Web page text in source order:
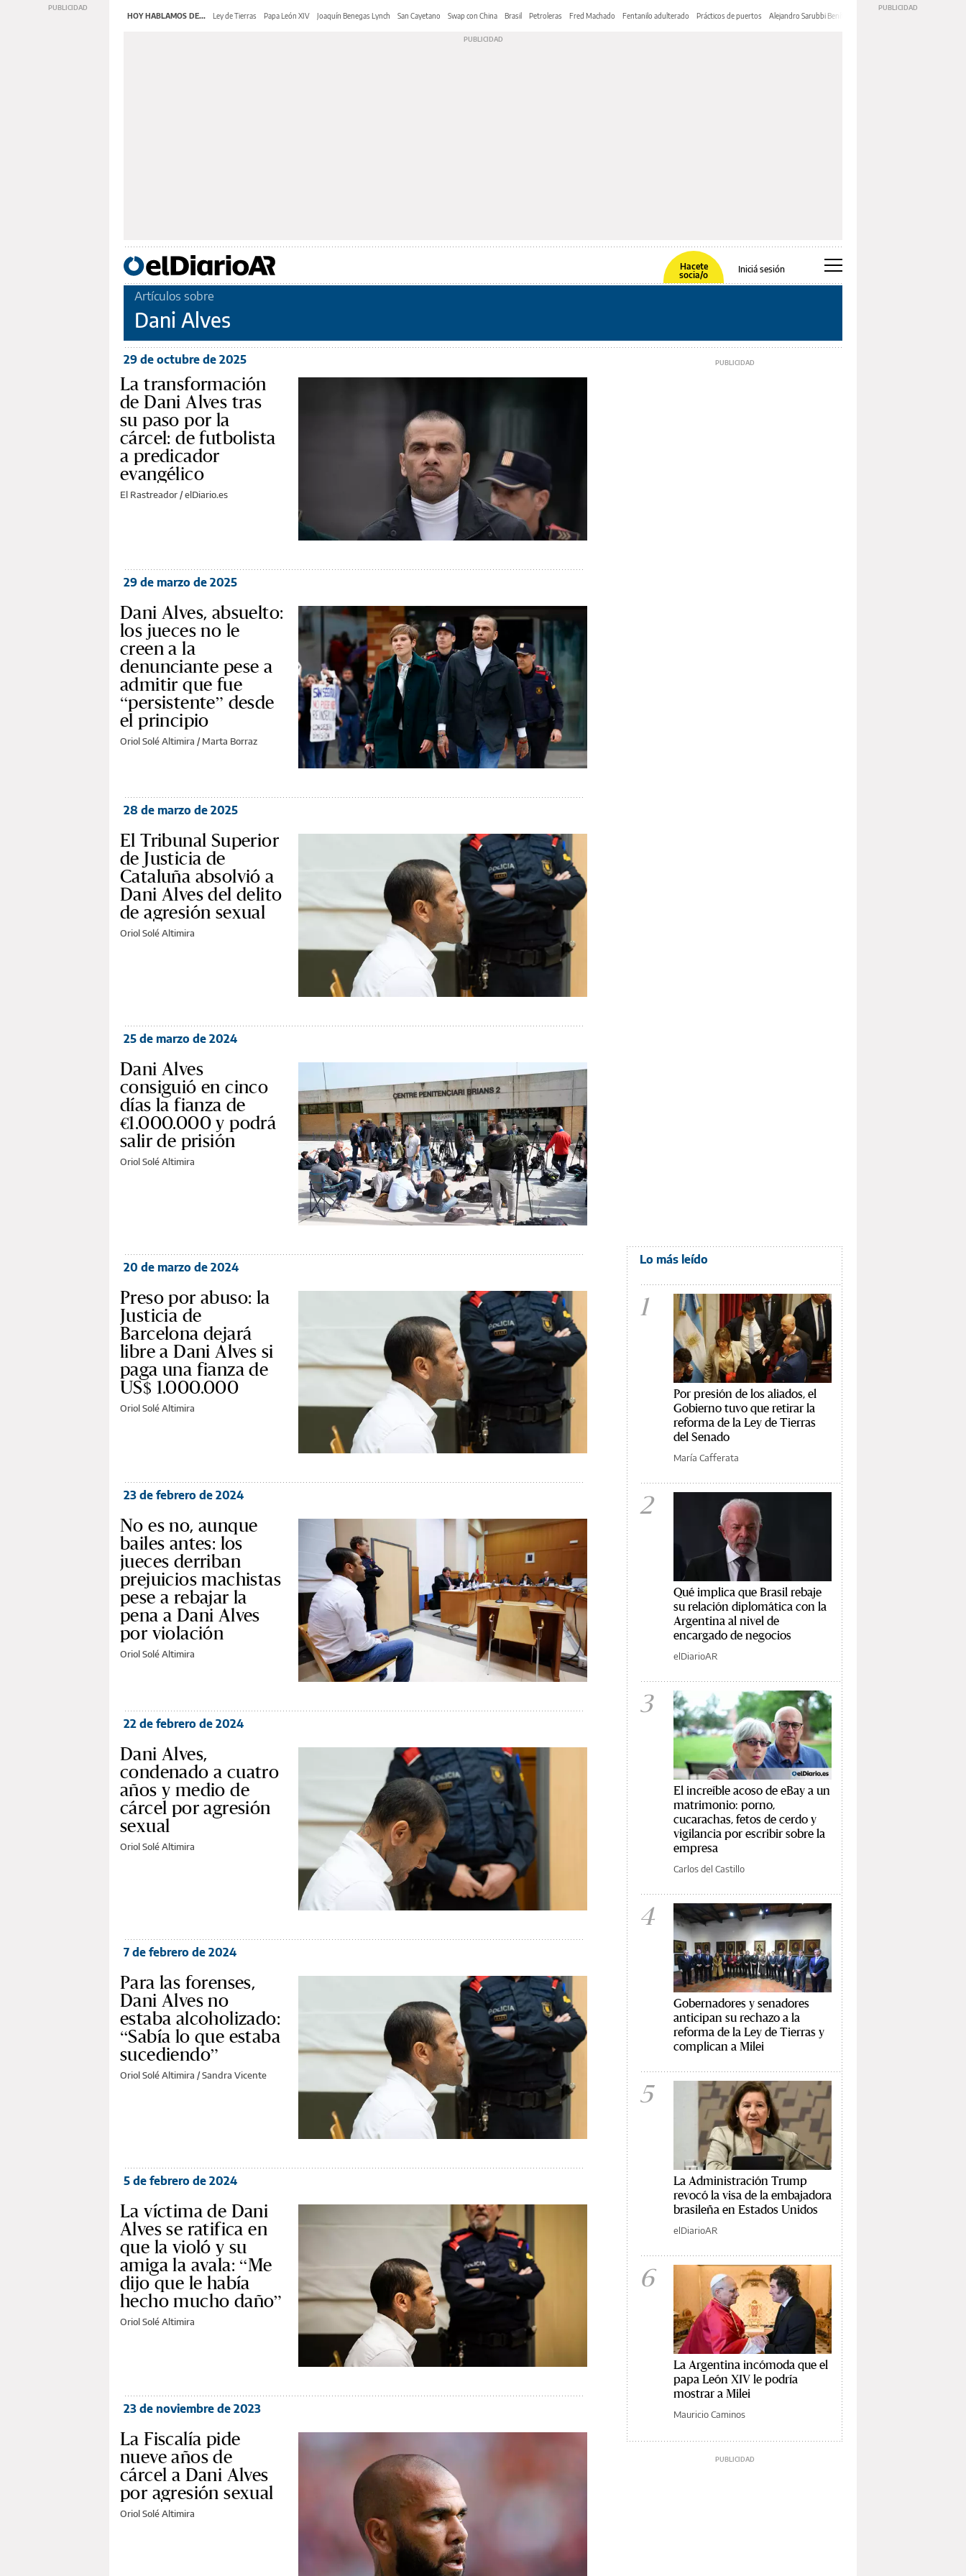
HOY HABLAMOS DE... Ley de Tierras Papa León XIV Joaquín Benegas Lynch San Cayetano Swap con China Brasil Petroleras Fred Machado Fentanilo adulterado Prácticos de puertos Alejandro Sarubbi Benítez
Hacete
socia/o
Iniciá sesión
Artículos sobre
Dani Alves
29 de octubre de 2025
La transformación
de Dani Alves tras
su paso por la
cárcel: de futbolista
a predicador
evangélico
El Rastreador / elDiario.es
29 de marzo de 2025
Dani Alves, absuelto:
los jueces no le
creen a la
denunciante pese a
admitir que fue
“persistente” desde
el principio
Oriol Solé Altimira / Marta Borraz
28 de marzo de 2025
El Tribunal Superior
de Justicia de
Cataluña absolvió a
Dani Alves del delito
de agresión sexual
Oriol Solé Altimira
25 de marzo de 2024
Dani Alves
consiguió en cinco
días la fianza de
€1.000.000 y podrá
salir de prisión
Oriol Solé Altimira
20 de marzo de 2024
Preso por abuso: la
Justicia de
Barcelona dejará
libre a Dani Alves si
paga una fianza de
US$ 1.000.000
Oriol Solé Altimira
23 de febrero de 2024
No es no, aunque
bailes antes: los
jueces derriban
prejuicios machistas
pese a rebajar la
pena a Dani Alves
por violación
Oriol Solé Altimira
22 de febrero de 2024
Dani Alves,
condenado a cuatro
años y medio de
cárcel por agresión
sexual
Oriol Solé Altimira
7 de febrero de 2024
Para las forenses,
Dani Alves no
estaba alcoholizado:
“Sabía lo que estaba
sucediendo”
Oriol Solé Altimira / Sandra Vicente
5 de febrero de 2024
La víctima de Dani
Alves se ratifica en
que la violó y su
amiga la avala: “Me
dijo que le había
hecho mucho daño”
Oriol Solé Altimira
23 de noviembre de 2023
La Fiscalía pide
nueve años de
cárcel a Dani Alves
por agresión sexual
Oriol Solé Altimira
Lo más leído
1
Por presión de los aliados, el
Gobierno tuvo que retirar la
reforma de la Ley de Tierras
del Senado
María Cafferata
2
Qué implica que Brasil rebaje
su relación diplomática con la
Argentina al nivel de
encargado de negocios
elDiarioAR
3
El increíble acoso de eBay a un
matrimonio: porno,
cucarachas, fetos de cerdo y
vigilancia por escribir sobre la
empresa
Carlos del Castillo
4
Gobernadores y senadores
anticipan su rechazo a la
reforma de la Ley de Tierras y
complican a Milei
5
La Administración Trump
revocó la visa de la embajadora
brasileña en Estados Unidos
elDiarioAR
6
La Argentina incómoda que el
papa León XIV le podría
mostrar a Milei
Mauricio Caminos